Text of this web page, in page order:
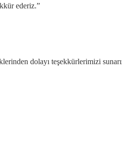
ederiz.”
dolayı teşekkürlerimizi